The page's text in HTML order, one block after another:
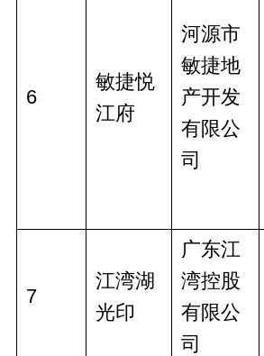
6
敏捷悦
江府
河源市
敏捷地
产开发
有限公
司
7
江湾湖
光印
广东江
湾控股
有限公
司